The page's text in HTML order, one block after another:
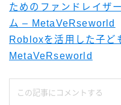
ためのファンドレイザ
ム – MetaVeRseworld
Robloxを活用した子ど
MetaVeRseworld